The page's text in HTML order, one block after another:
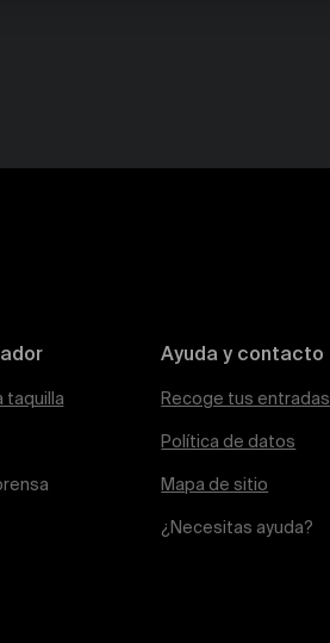
taquilla
Ayuda y contacto
Recoge tus entradas
Política de datos
Mapa de sitio
¿Necesitas ayuda?